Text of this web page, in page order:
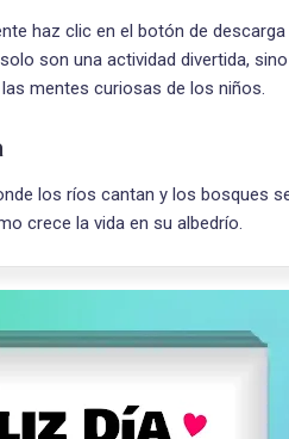
haz clic en el botón de
son una actividad divertida,
mentes curiosas de los niños.
los ríos cantan y los bosques
crece la vida en su albedrío.